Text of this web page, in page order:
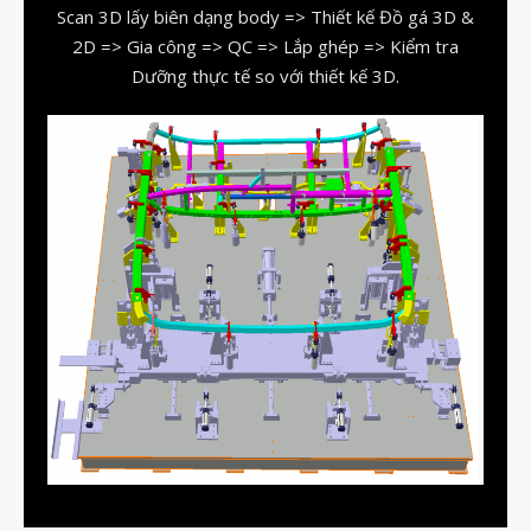
vật liệu in 3D kháng dung môi
đánh đổi độ bền và chịu nhiệt
đọc datasheet vật liệu in 3D
phun hạt mài chi tiết in 3D
Tháng Tám 2026
Tháng Bảy 2026
Tháng Năm 2026
Scan 3D lấy biên dạng body => Thiết kế Đồ gá 3D &
2D => Gia công => QC => Lắp ghép => Kiểm tra
Dưỡng thực tế so với thiết kế 3D.